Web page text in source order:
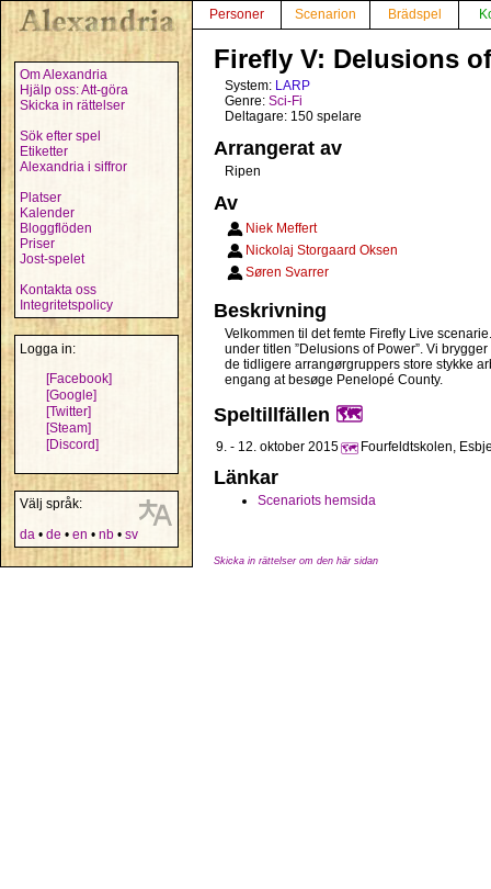
Om Alexandria
Hjälp oss: Att-göra
Skicka in rättelser
Sök efter spel
Etiketter
Alexandria i siffror
Platser
Kalender
Bloggflöden
Priser
Jost-spelet
Kontakta oss
Integritetspolicy
Logga in:
[Facebook]
[Google]
[Twitter]
[Steam]
[Discord]
Välj språk:
da • de • en • nb • sv
Personer Scenarion Brädspel
Firefly V: Delusions
System: LARP
Genre: Sci-Fi
Deltagare: 150 spelare
Arrangerat av
Ripen
Av
Niek Meffert
Nickolaj Storgaard Oksen
Søren Svarrer
Beskrivning
Velkommen til det femte Firefly Live
under titlen ”Delusions of Power”. Vi
de tidligere arrangørgruppers store stykke
engang at besøge Penelopé County.
Speltillfällen 🗺️
9. - 12. oktober 2015 🗺️ Fourfeldtskolen,
Länkar
Scenariots hemsida
Skicka in rättelser om den här sidan